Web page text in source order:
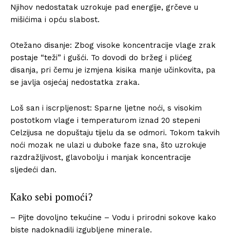
Njihov nedostatak uzrokuje pad energije, grčeve u
mišićima i opću slabost.
Otežano disanje: Zbog visoke koncentracije vlage zrak
postaje “teži” i gušći. To dovodi do bržeg i plićeg
disanja, pri čemu je izmjena kisika manje učinkovita, pa
se javlja osjećaj nedostatka zraka.
Loš san i iscrpljenost: Sparne ljetne noći, s visokim
postotkom vlage i temperaturom iznad 20 stepeni
Celzijusa ne dopuštaju tijelu da se odmori. Tokom takvih
noći mozak ne ulazi u duboke faze sna, što uzrokuje
razdražljivost, glavobolju i manjak koncentracije
sljedeći dan.
Kako sebi pomoći?
– Pijte dovoljno tekućine – Vodu i prirodni sokove kako
biste nadoknadili izgubljene minerale.